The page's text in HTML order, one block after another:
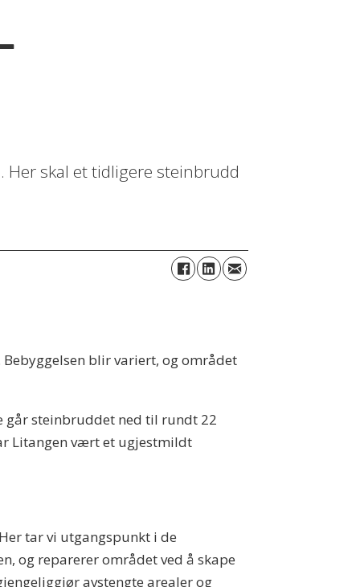
skal et tidligere steinbrudd
blir variert, og området
går steinbruddet ned til rundt 22
Litangen vært et ugjestmildt
tar vi utgangspunkt i de
og reparerer området ved å skape
avstengte arealer og